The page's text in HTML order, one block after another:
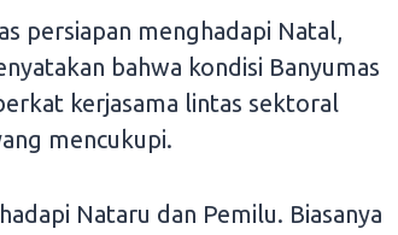
persiapan menghadapi Natal,
bahwa kondisi Banyumas
kerjasama lintas sektoral
mencukupi.
Nataru dan Pemilu. Biasanya